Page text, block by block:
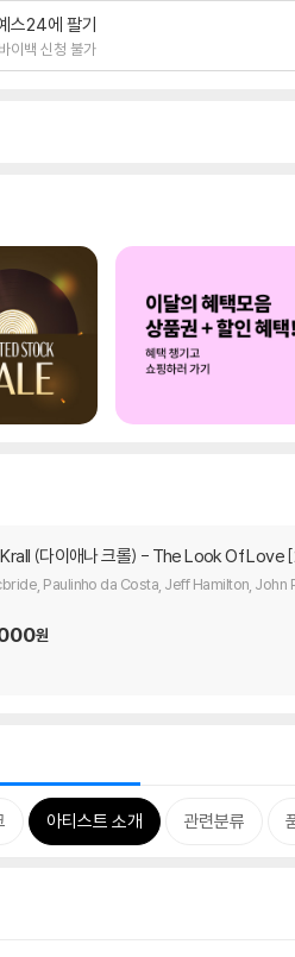
스24에 팔기
바이백 신청 불가
(다이애나 크롤) - The Look Of Love
Paulinho da Costa, Jeff Hamilton,
원
아티스트 소개 관련분류